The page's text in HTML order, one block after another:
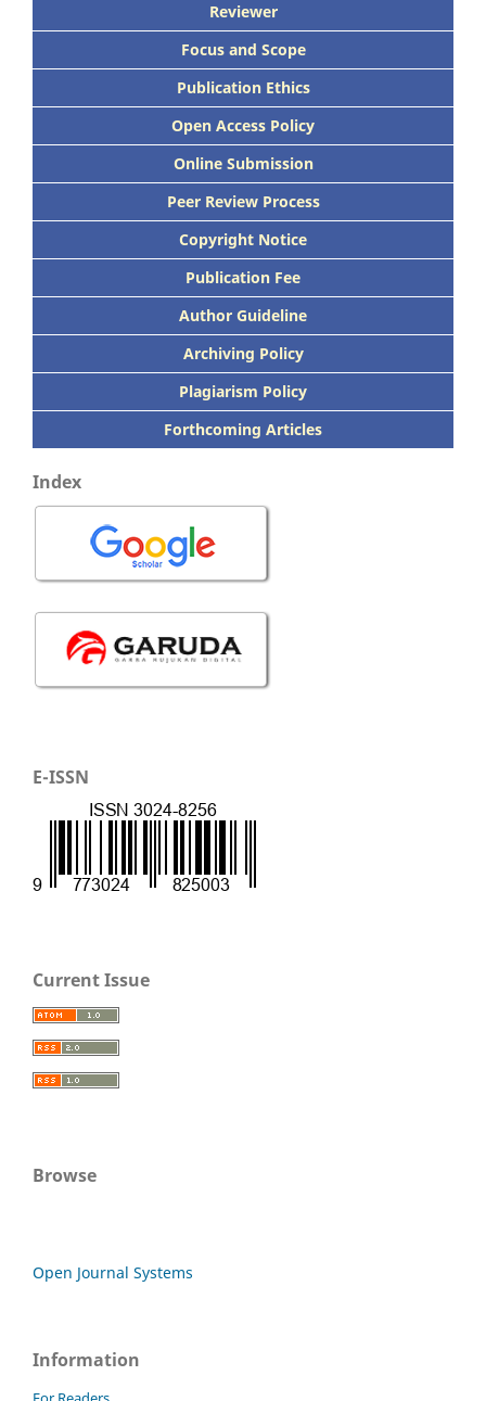
Reviewer
Focus and Scope
Publication Ethics
Open Access Policy
Online Submission
Peer Review Process
Copyright Notice
Publication Fee
Author Guideline
Archiving Policy
Plagiarism Policy
Forthcoming Articles
Index
E-ISSN
Current Issue
Browse
Open Journal Systems
Information